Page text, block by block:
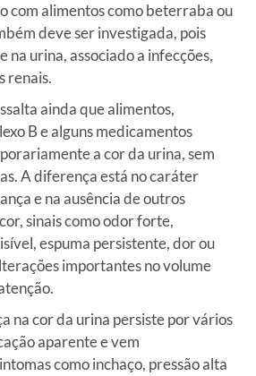
com alimentos como beterraba ou
deve ser investigada, pois
na urina, associado a infecções,
renais.
ainda que alimentos,
B e alguns medicamentos
a cor da urina, sem
A diferença está no caráter
e na ausência de outros
sinais como odor forte,
espuma persistente, dor ou
importantes no volume
na cor da urina persiste por vários
aparente e vem
como inchaço, pressão alta